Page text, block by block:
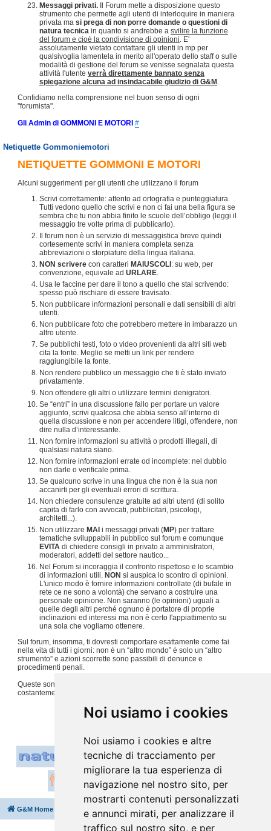
Noi usiamo i cookies
Noi usiamo i cookies e altre
tecniche di tracciamento per
migliorare la tua esperienza di
navigazione nel nostro sito, per
mostrarti contenuti personalizzati
e annunci mirati, per analizzare il
traffico sul nostro sito, e per
Messaggi privati. Il Forum mette a disposizione questo
strumento che permette agli utenti di interloquire in maniera
privata ma si prega di non porre domande o questioni di
natura tecnica in quanto si andrebbe a svilire la funzione
del forum e cioè la condivisione di opinioni . E'
assolutamente vietato contattare gli utenti in mp per
qualsivoglia lamentela in merito all'operato dello staff o sulle
modalità di gestione del forum se venisse segnalata questa
attività l'utente verrà direttamente bannato senza
spiegazione alcuna ad insindacabile giudizio di G&M
Confidiamo nella comprensione nel buon senso di ogni
"forumista".
Gli Admin di GOMMONI E MOTORI #
Netiquette Gommoniemotori
NETIQUETTE GOMMONI E MOTORI
Alcuni suggerimenti per gli utenti che utilizzano il forum
Scrivi correttamente: attento ad ortografia e punteggiatura.
Tutti vedono quello che scrivi e non ci fai una bella figura se
sembra che tu non abbia finito le scuole dell’obbligo (leggi il
messaggio tre volte prima di pubblicarlo).
Il forum non è un servizio di messaggistica breve quindi
cortesemente scrivi in maniera completa senza
abbreviazioni o storpiature della lingua italiana.
NON scrivere con caratteri MAIUSCOLI : su web, per
convenzione, equivale ad URLARE.
Usa le faccine per dare il tono a quello che stai scrivendo:
spesso può rischiare di essere travisato.
Non pubblicare informazioni personali e dati sensibili di altri
utenti.
Non pubblicare foto che potrebbero mettere in imbarazzo un
altro utente.
Se pubblichi testi, foto o video provenienti da altri siti web
cita la fonte. Meglio se metti un link per rendere
raggiungibile la fonte.
Non rendere pubblico un messaggio che ti è stato inviato
privatamente.
Non offendere gli altri o utilizzare termini denigratori.
Se “entri” in una discussione fallo per portare un valore
aggiunto, scrivi qualcosa che abbia senso all’interno di
quella discussione e non per accendere litigi, offendere, non
dire nulla d’interessante.
Non fornire informazioni su attività o prodotti illegali, di
qualsiasi natura siano.
Non fornire informazioni errate od incomplete: nel dubbio
non darle o verificale prima.
Se qualcuno scrive in una lingua che non è la sua non
accanirti per gli eventuali errori di scrittura.
Non chiedere consulenze gratuite ad altri utenti (di solito
capita di farlo con avvocati, pubblicitari, psicologi,
architetti...).
Non utilizzare MAI i messaggi privati (MP) per trattare
tematiche sviluppabili in pubblico sul forum e comunque
EVITA di chiedere consigli in privato a amministratori,
moderatori, addetti del settore nautico...
Nel Forum si incoraggia il confronto rispettoso e lo scambio
di informazioni utili. NON si auspica lo scontro di opinioni.
L'unico modo è fornire informazioni controllate (di bufale in
rete ce ne sono a volontà) che servano a costruire una
personale opinione. Non saranno (le opinioni) uguali a
quelle degli altri perché ognuno è portatore di proprie
inclinazioni ed interessi ma non è certo l'appiattimento su
una sola che vogliamo ottenere.
Sul forum, insomma, ti dovresti comportare esattamente come fai
nella vita di tutti i giorni: non è un “altro mondo” è solo un “altro
strumento” e azioni scorrette sono passibili di denunce e
procedimenti penali.
Queste sono solo alcune regole, per tutto il resto usiamo
costantemente
G&M Home Tutti gli orari sonoUTC+02:00
Cancella cookie